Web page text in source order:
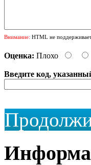
Внимание: HTML не
Оценка: Плохо
Введите код,